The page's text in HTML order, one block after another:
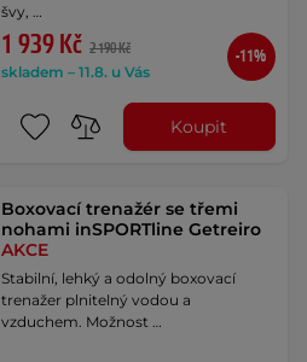
švy, …
1 939 Kč 2 190 Kč
skladem – 11.8. u Vás
-11%
Koupit
Boxovací trenažér se třemi
nohami inSPORTline Getreiro
AKCE
Stabilní, lehký a odolný boxovací
trenažer plnitelný vodou a
vzduchem. Možnost …